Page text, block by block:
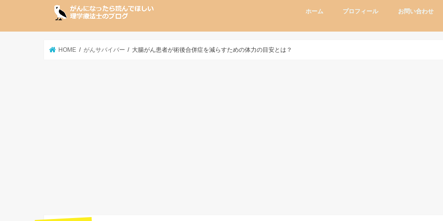
ホーム プロフィール お問い合わせ
HOME がんサバイバー 大腸がん患者が術後合併症を減らすための体力の目安とは？